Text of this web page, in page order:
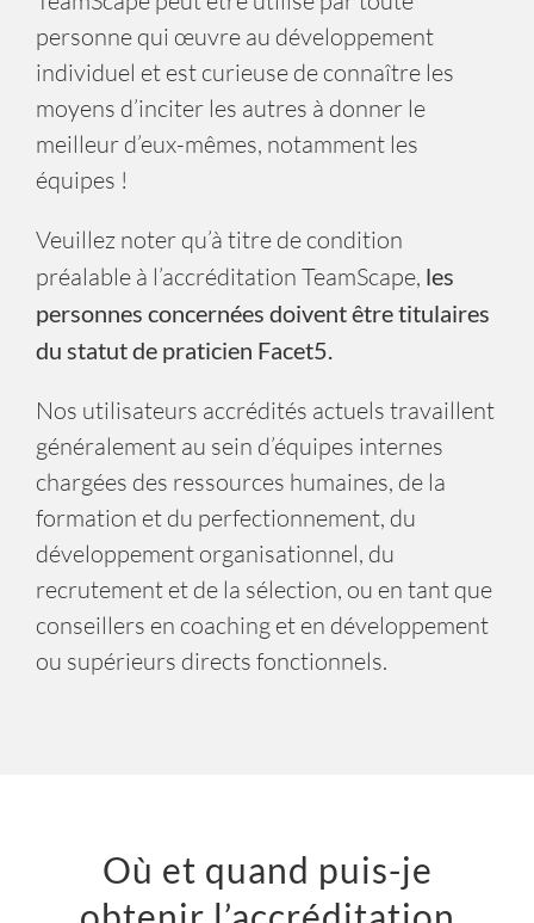
TeamScape peut être utilisé par toute
personne qui œuvre au développement
individuel et est curieuse de connaître les
moyens d’inciter les autres à donner le
meilleur d’eux-mêmes, notamment les
équipes !
Veuillez noter qu’à titre de condition
préalable à l’accréditation TeamScape, les
personnes concernées doivent être titulaires
du statut de praticien Facet5.
Nos utilisateurs accrédités actuels travaillent
généralement au sein d’équipes internes
chargées des ressources humaines, de la
formation et du perfectionnement, du
développement organisationnel, du
recrutement et de la sélection, ou en tant que
conseillers en coaching et en développement
ou supérieurs directs fonctionnels.
Où et quand puis-je